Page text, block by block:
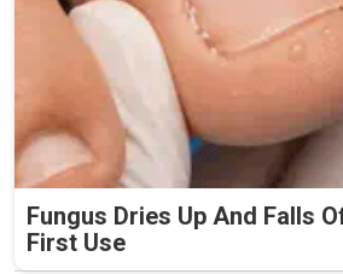
Fungus Dries Up And Falls
First Use